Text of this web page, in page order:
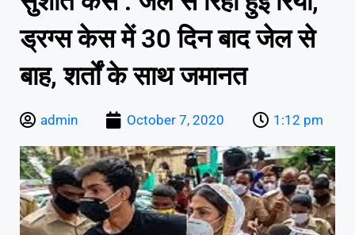
ड्रग्स केस में 30 दिन बाद जेल से
बाह, शर्तों के साथ जमानत
admin October 7, 2020 1:12 pm